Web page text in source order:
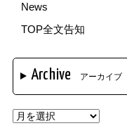
News
TOP全文告知
Archive アーカイブ